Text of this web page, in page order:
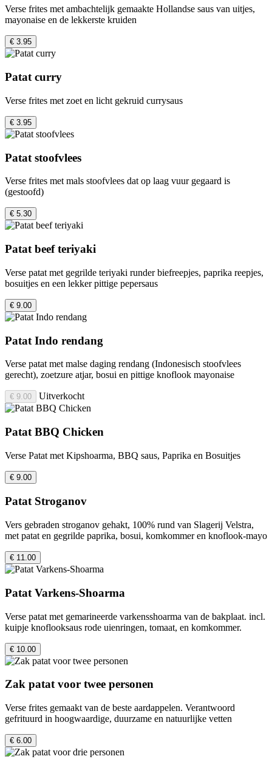
Verse frites met ambachtelijk gemaakte Hollandse saus van uitjes,
mayonaise en de lekkerste kruiden
€ 3.95
Patat curry
Verse frites met zoet en licht gekruid currysaus
€ 3.95
Patat stoofvlees
Verse frites met mals stoofvlees dat op laag vuur gegaard is
(gestoofd)
€ 5.30
Patat beef teriyaki
Verse patat met gegrilde teriyaki runder biefreepjes, paprika reepjes,
bosuitjes en een lekker pittige pepersaus
€ 9.00
Patat Indo rendang
Verse patat met malse daging rendang (Indonesisch stoofvlees
gerecht), zoetzure atjar, bosui en pittige knoflook mayonaise
€ 9.00 Uitverkocht
Patat BBQ Chicken
Verse Patat met Kipshoarma, BBQ saus, Paprika en Bosuitjes
€ 9.00
Patat Stroganov
Vers gebraden stroganov gehakt, 100% rund van Slagerij Velstra,
met patat en gegrilde paprika, bosui, komkommer en knoflook-mayo
€ 11.00
Patat Varkens-Shoarma
Verse patat met gemarineerde varkensshoarma van de bakplaat. incl.
kuipje knoflooksaus rode uienringen, tomaat, en komkommer.
€ 10.00
Zak patat voor twee personen
Verse frites gemaakt van de beste aardappelen. Verantwoord
gefrituurd in hoogwaardige, duurzame en natuurlijke vetten
€ 6.00